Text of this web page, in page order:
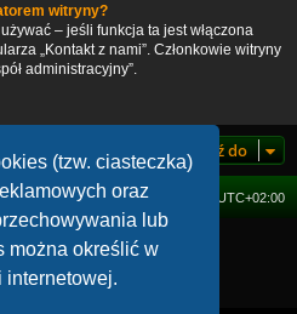
(tzw. ciasteczka)
oraz
lub
można określić w
internetowej.
witryny?
– jeśli funkcja ta jest włączona
„Kontakt z nami”. Członkowie witryny
administracyjny”.
Przejdź do
Strefa czasowa UTC+02:00
® Forum Software © phpBB Limited
osobowych|Regulamin